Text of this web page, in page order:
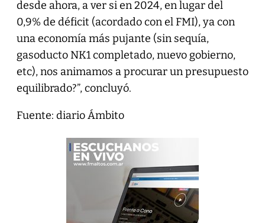
desde ahora, a ver si en 2024, en lugar del
0,9% de déficit (acordado con el FMI), ya con
una economía más pujante (sin sequía,
gasoducto NK1 completado, nuevo gobierno,
etc), nos animamos a procurar un presupuesto
equilibrado?”, concluyó.
Fuente: diario Ámbito